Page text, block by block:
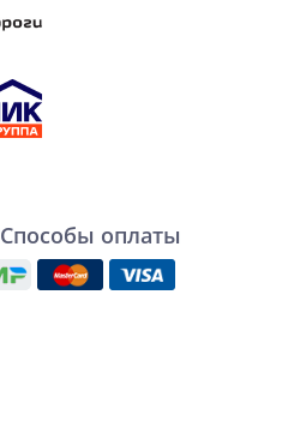
Способы оплаты